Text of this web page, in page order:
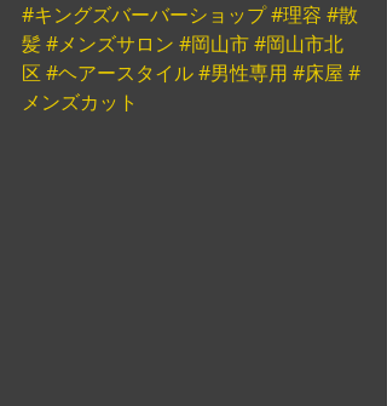
#キングズバーバーショップ#理容 #散
髪#メンズサロン #岡山市#岡山市北
区 #ヘアースタイル#男性専用 #床屋 #
メンズカット